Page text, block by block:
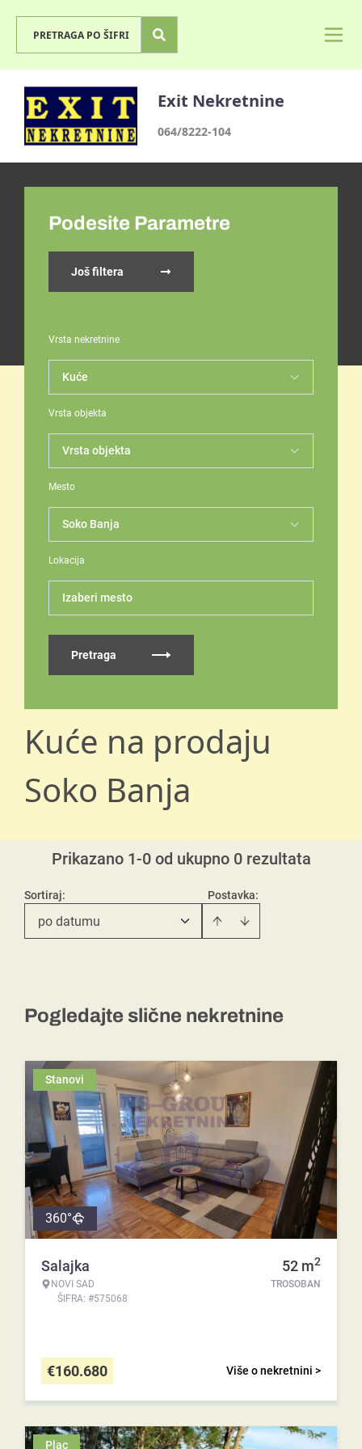
Exit Nekretnine
064/8222-104
Podesite Parametre
Još filtera
Vrsta nekretnine
Vrsta objekta
Mesto
Lokacija
Izaberi mesto
Pretraga
Kuće na prodaju
Soko Banja
Prikazano 1-0 od ukupno 0 rezultata
Postavka:
Sortiraj:
po datumu
Pogledajte slične nekretnine
Stanovi
360°
Salajka
NOVI SAD
ŠIFRA: #575068
52 m2
TROSOBAN
Više o nekretnini >
€160.680
Plac